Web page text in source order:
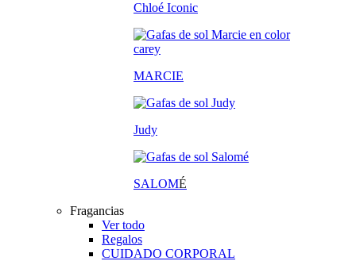
Chloé Iconic
MARCIE
Judy
SALOMÉ
Fragancias
Ver todo
Regalos
CUIDADO CORPORAL